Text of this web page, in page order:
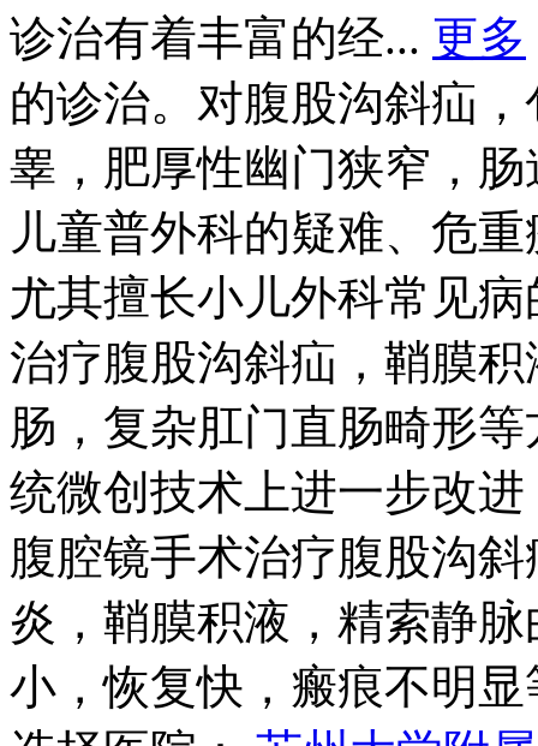
诊治有着丰富的经... 更多
的诊治。对腹股沟斜疝
睾，肥厚性幽门狭窄，
儿童普外科的疑难、危
尤其擅长小儿外科常见
治疗腹股沟斜疝，鞘膜
肠，复杂肛门直肠畸形
统微创技术上进一步改
腹腔镜手术治疗腹股沟
炎，鞘膜积液，精索静
小，恢复快，瘢痕不明